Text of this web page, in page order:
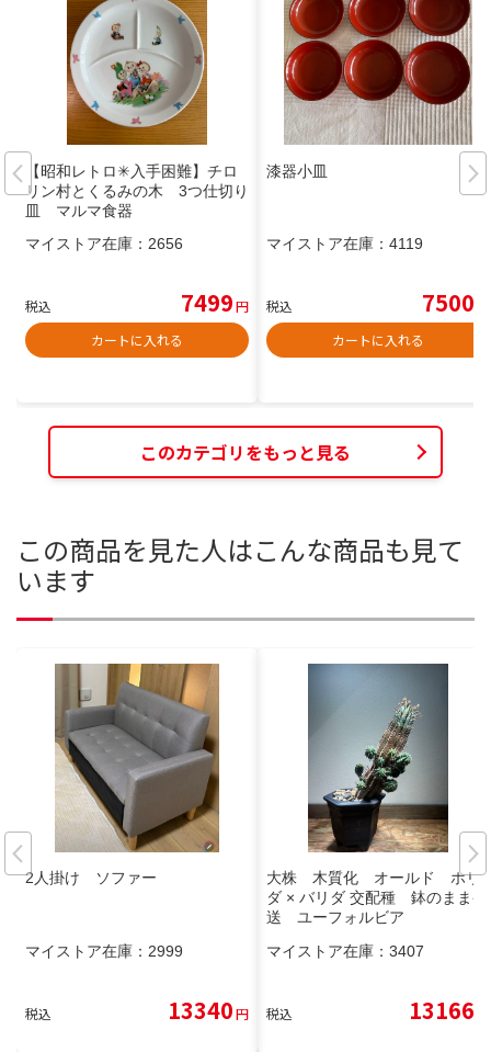
【昭和レトロ✳︎入手困難】チロ
リン村とくるみの木 3つ仕切り
皿 マルマ食器
マイストア在庫： 2656
税込 7499円
カートに入れる
漆器小皿
マイストア在庫： 4119
税込 7500
カートに入れる
このカテゴリをもっと見る
この商品を見た人はこんな商品も見て
います
2人掛け ソファー
マイストア在庫： 2999
税込 13340円
大株 木質化 オールド ホリ
ダ × バリダ 交配種 鉢のまま発
送 ユーフォルビア
マイストア在庫： 3407
税込 13166